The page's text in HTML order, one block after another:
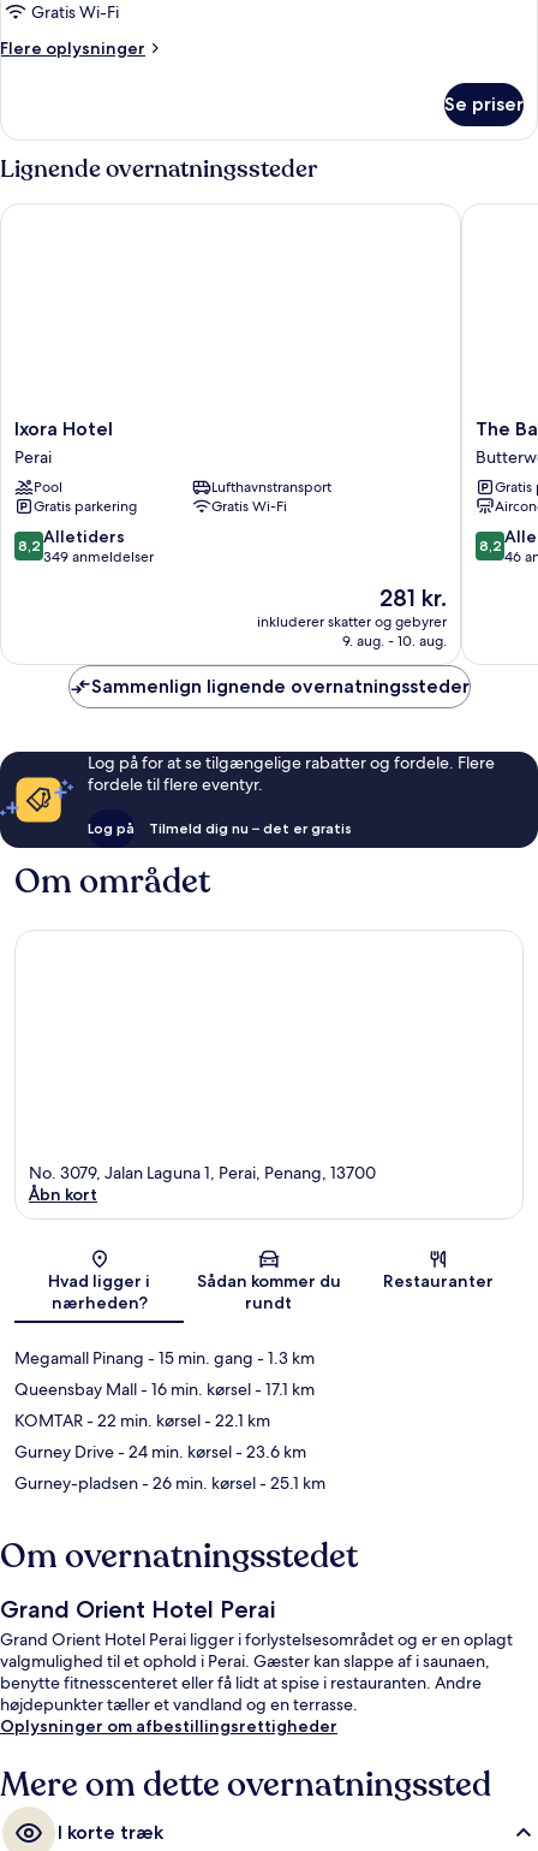
Gratis Wi-Fi
Flere oplysninger
Flere
Se priser
Lignende overnatningssteder
Ixora
Hotel
Perai
Ixora Hotel
Perai
Pool
Lufthavnstransport
Gratis parkering
Gratis Wi-Fi
8.2
ud
anmeldelser
8,2 Alletiders
349 anmeldelser
Prisen
281 kr.
281 kr.
inkluderer skatter og gebyrer
9. aug. - 10. aug.
Ixora Hotel
The
Bagan
Suite
The
Gratis
8.2
ud
8,2
46
The
Sammenlign lignende overnatningssteder
Log på for at se tilgængelige rabatter og fordele. Flere
fordele til flere eventyr.
Log på Tilmeld dig nu – det er gratis
Om området
Kort
No. 3079, Jalan Laguna 1, Perai, Penang, 13700
Åbn kort
Hvad ligger i
nærheden?
Sådan kommer du
rundt
Restauranter
Megamall Pinang - 15 min. gang - 1.3 km
Queensbay Mall- 16 min. kørsel- 17.1 km
KOMTAR- 22 min. kørsel- 22.1 km
Gurney Drive- 24 min. kørsel- 23.6 km
Gurney-pladsen- 26 min. kørsel- 25.1 km
Om overnatningsstedet
Grand Orient Hotel Perai
Grand Orient Hotel Perai ligger i forlystelsesområdet og er en oplagt
valgmulighed til et ophold i Perai. Gæster kan slappe af i saunaen,
benytte fitnesscenteret eller få lidt at spise i restauranten. Andre
højdepunkter tæller et vandland og en terrasse.
Oplysninger om afbestillingsrettigheder
Mere om dette overnatningssted
I korte træk